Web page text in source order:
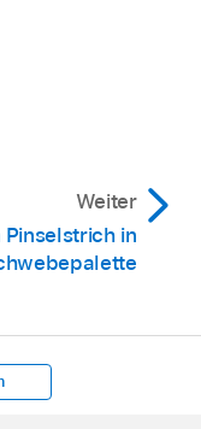
Weiter
in